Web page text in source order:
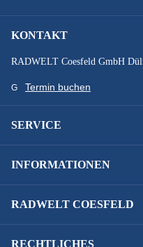
Technische
vorbehalten.
KONTAKT
RADWELT Coesfeld GmbH
Termin buchen
SERVICE
INFORMATIONEN
RADWELT COESFELD
RECHTLICHES